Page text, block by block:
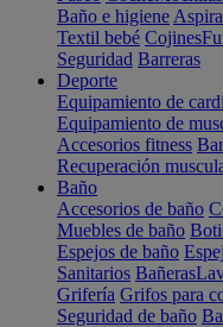
Baño e higiene
Textil bebé Cojines
Seguridad Barreras
Deporte
Equipamiento de
Equipamiento de
Accesorios fitness
Recuperación
Baño
Accesorios de baño
Muebles de baño
Espejos de baño
Sanitarios Bañeras
Grifería Grifos para
Seguridad de baño